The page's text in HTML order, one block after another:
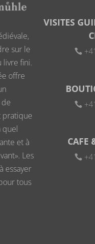
sur le
livre fini.
offre
de
pratique
quel
et à
Les
essayer
tous
VISITES
CAFE